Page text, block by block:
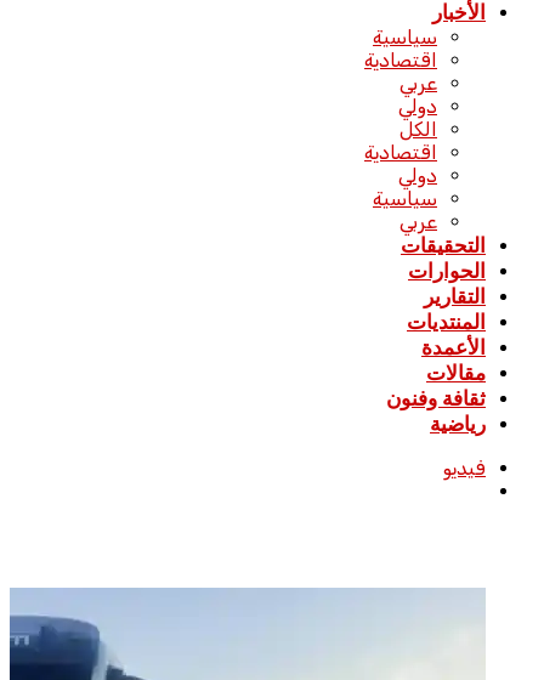
الأخبار
سياسية
اقتصادية
عربي
دولي
الكل
اقتصادية
دولي
سياسية
عربي
التحقيقات
الحوارات
التقارير
المنتديات
الأعمدة
مقالات
ثقافة وفنون
رياضية
فيديو